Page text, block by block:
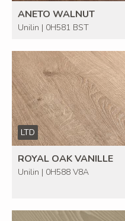
ANETO WALNUT
Unilin | 0H581 BST
LTD
ROYAL OAK VANILLE
Unilin | 0H588 V8A